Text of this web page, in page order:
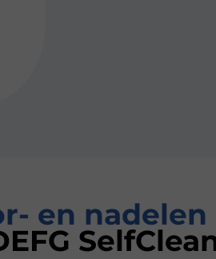
en nadelen